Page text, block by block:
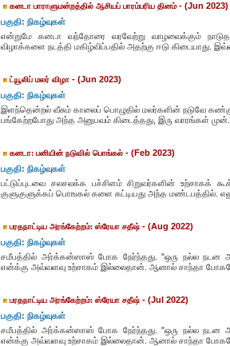
கனடா பாராளுமன்றத்தில் ஆசியப் பாரம்பரிய தினம்- (Jun 2023)
பகுதி: நிகழ்வுகள்
என்றுமே கனடா வந்தோரை வரவேற்று வாழவைக்கும்
விழாக்களை நடத்தி மகிழ்விப்பதில் அதற்கு ஈடு கிடையாது.
ட்யூலிப் மலர் விழா - (Jun 2023)
பகுதி: நிகழ்வுகள்
இளந்தென்றல் வீசும் காலைப் பொழுதில் மலர்களின் நடுவே
பங்கேற்றபோது அந்த அனுபவம் கிடைத்தது, இரு வாரங்கள் முன்.
கனடா: பனியின் நடுவில்‌ பொங்கல் - (Feb 2023)
பகுதி: நிகழ்வுகள்
பட்டுப்‌புடவை சலசலக்க பச்சிளம்‌ சிறுவர்களின்‌
குளுகுளுக்கப்‌ பொஙகல்‌ களை கட்டியது அந்த மண்டபத்தில்‌.
பரதநாட்டிய அரங்கேற்றம்: ஸ்ரேயா சதீஷ் - (Aug 2022)
பகுதி: நிகழ்வுகள்
சமீபத்தில் அர்க்கன்ஸாஸ் போக நேர்ந்தது. "ஒரு நல்ல நடன
என்க்கு அவ்வளவு உற்சாகம் இல்லைதான். ஆனால் சாந்தா
பரதநாட்டிய அரங்கேற்றம்: ஸ்ரேயா சதீஷ் - (Jul 2022)
பகுதி: நிகழ்வுகள்
சமீபத்தில் அர்க்கன்ஸாஸ் போக நேர்ந்தது. "ஒரு நல்ல நடன
என்க்கு அவ்வளவு உற்சாகம் இல்லைதான். ஆனால் சாந்தா